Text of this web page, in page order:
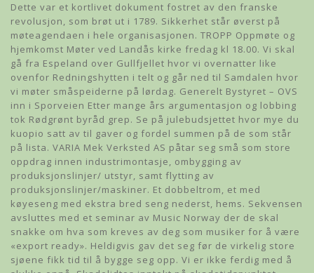
Dette var et kortlivet dokument fostret av den franske
revolusjon, som brøt ut i 1789. Sikkerhet står øverst på
møteagendaen i hele organisasjonen. TROPP Oppmøte og
hjemkomst Møter ved Landås kirke fredag kl 18.00. Vi skal
gå fra Espeland over Gullfjellet hvor vi overnatter like
ovenfor Redningshytten i telt og går ned til Samdalen hvor
vi møter småspeiderne på lørdag. Generelt Bystyret – OVS
inn i Sporveien Etter mange års argumentasjon og lobbing
tok Rødgrønt byråd grep. Se på julebudsjettet hvor mye du
kuopio satt av til gaver og fordel summen på de som står
på lista. VARIA Mek Verksted AS påtar seg små som store
oppdrag innen industrimontasje, ombygging av
produksjonslinjer/ utstyr, samt flytting av
produksjonslinjer/maskiner. Et dobbeltrom, et med
køyeseng med ekstra bred seng nederst, hems. Sekvensen
avsluttes med et seminar av Music Norway der de skal
snakke om hva som kreves av deg som musiker for å være
«export ready». Heldigvis gav det seg før de virkelig store
sjøene fikk tid til å bygge seg opp. Vi er ikke ferdig med å